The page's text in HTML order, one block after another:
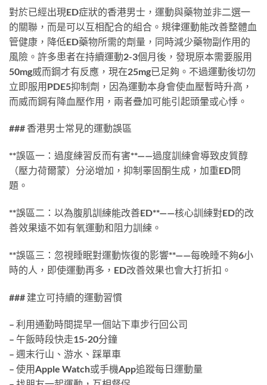
對於已經出現ED症狀的香港男士，運動與藥物並非二選一
的關聯，而是可以互相配合的組合。規律運動能改善整體血
管健康，降低ED藥物所需的劑量，同時減少藥物副作用的
風險。許多患者在持續運動2-3個月後，發現原本需要服用
50mg威而鋼才有反應，現在25mg已足夠。不過運動後切勿
立即服用PDE5抑制劑，因為運動本身會使血壓暫時升高，
而威而鋼有降血壓作用，兩者疊加可能引起頭暈或心悸。
### 香港男士常見的運動誤區
**誤區一：過度練習反而有害**——過度訓練會導致皮質醇
（壓力荷爾蒙）分泌增加，抑制睪固酮生成，加重ED問
題。
**誤區二：以為腹肌訓練能改善ED**——核心訓練對ED的改
善效果遠不如有氧運動和阻力訓練。
**誤區三：忽視睡眠對運動恢復的影響**——每晚睡不夠6小
時的人，即使運動再多，ED改善效果也會大打折扣。
### 建立可持續的運動習慣
– 利用通勤時間提早一個站下車步行回公司
– 午飯時段快走15-20分鐘
– 週末行山、游水、踩單車
– 使用Apple Watch或手機App追蹤每日運動量